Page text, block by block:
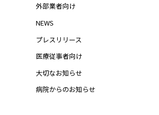
外部業者向け
NEWS
プレスリリース
医療従事者向け
大切なお知らせ
病院からのお知らせ